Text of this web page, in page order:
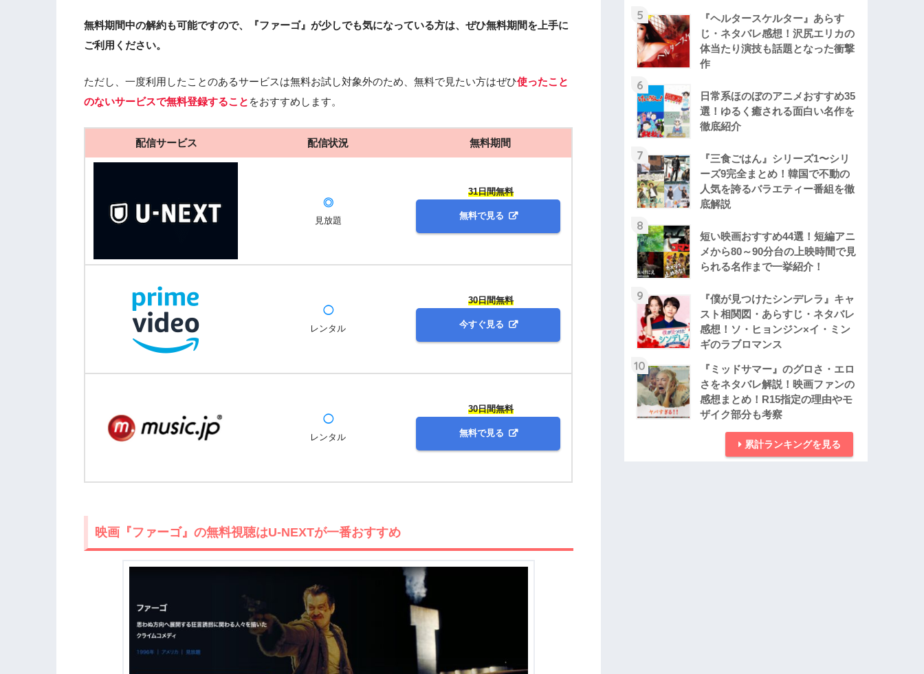
無料期間中の解約も可能ですので、『ファーゴ』が少しでも気になっている方は、ぜひ無料期間を上手に
ご利用ください。
ただし、一度利用したことのあるサービスは無料お試し対象外のため、無料で見たい方はぜひ使ったこと
のないサービスで無料登録すること をおすすめします。
配信サービス 配信状況 無料期間
◎
見放題
31日間無料
無料で見る
◯
レンタル
30日間無料
今すぐ見る
◯
レンタル
30日間無料
無料で見る
映画『ファーゴ』の無料視聴はU-NEXTが一番おすすめ
5
『ヘルタースケルター』あらす
じ・ネタバレ感想！沢尻エリカの
体当たり演技も話題となった衝撃
作
6
日常系ほのぼのアニメおすすめ35
選！ゆるく癒される面白い名作を
徹底紹介
7
『三食ごはん』シリーズ1〜シリ
ーズ9完全まとめ！韓国で不動の
人気を誇るバラエティー番組を徹
底解説
8
短い映画おすすめ44選！短編アニ
メから80～90分台の上映時間で見
られる名作まで一挙紹介！
9
『僕が見つけたシンデレラ』キャ
スト相関図・あらすじ・ネタバレ
感想！ソ・ヒョンジン×イ・ミン
ギのラブロマンス
10
『ミッドサマー』のグロさ・エロ
さをネタバレ解説！映画ファンの
感想まとめ！R15指定の理由やモ
ザイク部分も考察
累計ランキングを見る